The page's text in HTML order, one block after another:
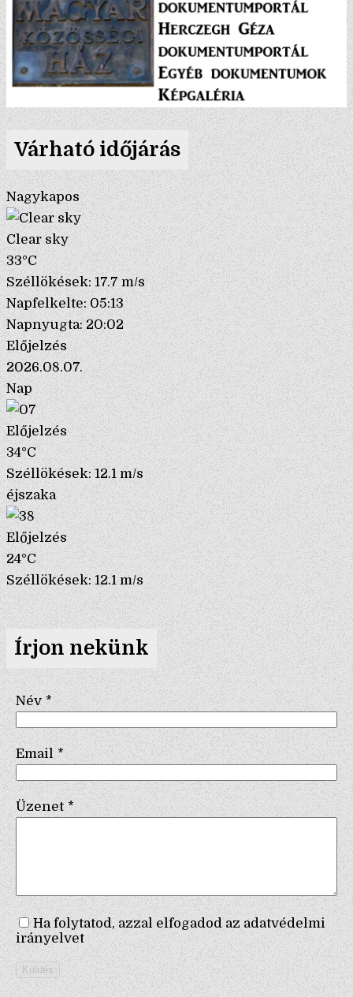
Várható időjárás
Nagykapos
Clear sky
33°C
Széllökések: 17.7 m/s
Napfelkelte: 05:13
Napnyugta: 20:02
Előjelzés
2026.08.07.
Nap
Előjelzés
34°C
Széllökések: 12.1 m/s
éjszaka
Előjelzés
24°C
Széllökések: 12.1 m/s
Írjon nekünk
Név *
Email *
Üzenet *
Ha folytatod, azzal elfogadod az adatvédelmi
irányelvet
Küldés